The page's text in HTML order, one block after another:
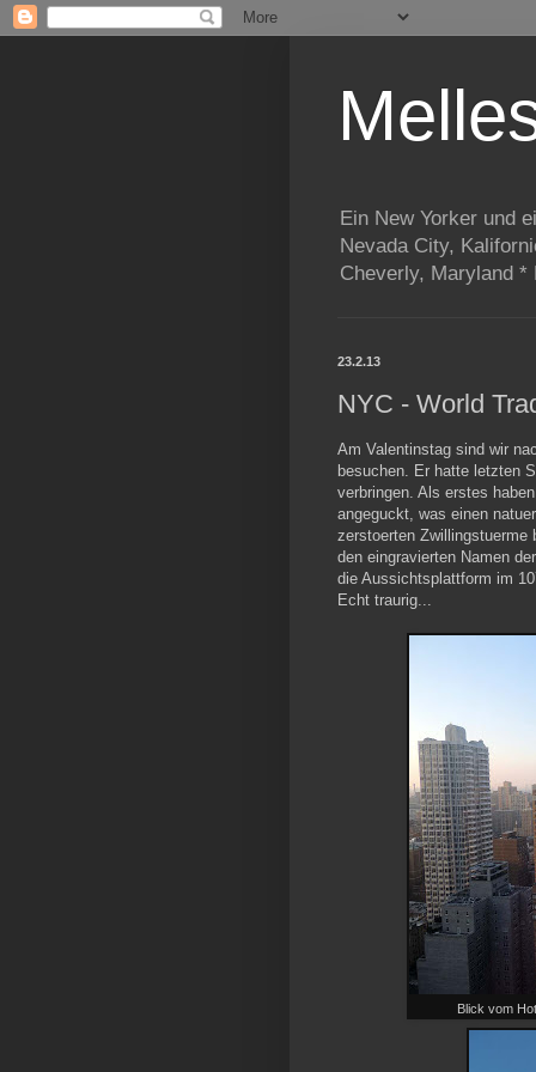
Ein New Yorker und
Nevada City,
Cheverly, Maryland *
23.2.13
NYC - World
Am Valentinstag sind wir
besuchen. Er hatte letzten
verbringen. Als erstes
angeguckt, was einen
zerstoerten Zwillingstuerme
den eingravierten Namen
die Aussichtsplattform im
Echt traurig...
Blick vom